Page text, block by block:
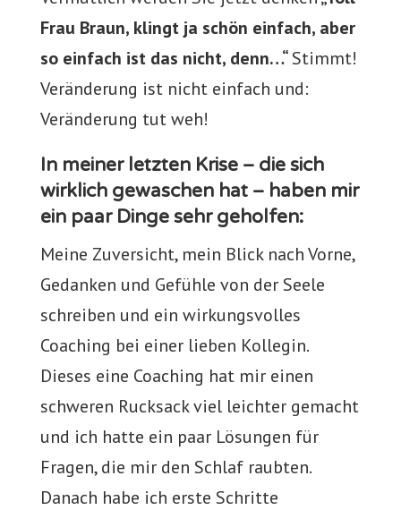
Frau Braun, klingt ja schön einfach, aber
so einfach ist das nicht, denn…“Stimmt!
Veränderung ist nicht einfach und:
Veränderung tut weh!
In meiner letzten Krise – die sich
wirklich gewaschen hat – haben mir
ein paar Dinge sehr geholfen:
Meine Zuversicht, mein Blick nach Vorne,
Gedanken und Gefühle von der Seele
schreiben und ein wirkungsvolles
Coaching bei einer lieben Kollegin.
Dieses eine Coaching hat mir einen
schweren Rucksack viel leichter gemacht
und ich hatte ein paar Lösungen für
Fragen, die mir den Schlaf raubten.
Danach habe ich erste Schritte